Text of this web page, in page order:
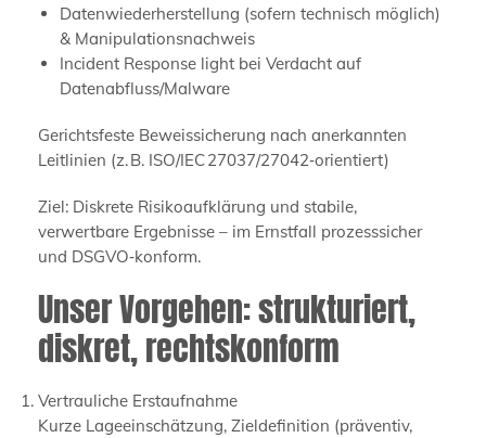
Datenwiederherstellung (sofern technisch möglich)
& Manipulationsnachweis
Incident Response light bei Verdacht auf
Datenabfluss/Malware
Gerichtsfeste Beweissicherung nach anerkannten
Leitlinien (z. B. ISO/IEC 27037/27042‑orientiert)
Ziel: Diskrete Risikoaufklärung und stabile,
verwertbare Ergebnisse – im Ernstfall prozesssicher
und DSGVO‑konform.
Unser Vorgehen: strukturiert,
diskret, rechtskonform
Vertrauliche Erstaufnahme
Kurze Lageeinschätzung, Zieldefinition (präventiv,